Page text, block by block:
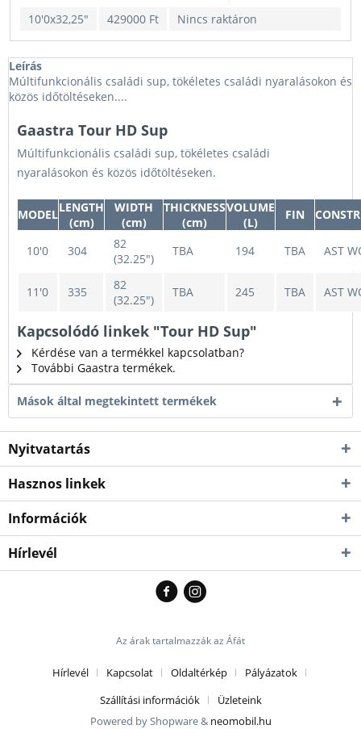
10'0x32,25"
429000 Ft Nincs raktáron
Leírás
Múltifunkcionális családi sup, tökéletes családi nyaralásokon és
közös időtöltéseken....
Gaastra Tour HD Sup
Múltifunkcionális családi sup, tökéletes családi
nyaralásokon és közös időtöltéseken.
MODELLENGTH
(cm)
WIDTH
(cm)
THICKNESS
(cm)
VOLUME
(L)
FIN
10'0 304
82
(32.25")
TBA 194 TBA AST
11'0 335
82
(32.25")
TBA 245 TBA AST
Kapcsolódó linkek "Tour HD Sup"
Kérdése van a termékkel kapcsolatban?
További Gaastra termékek.
Mások által megtekintett termékek
Nyitvatartás
Hasznos linkek
Információk
Hírlevél
Az árak tartalmazzák az Áfát
Hírlevél Kapcsolat Oldaltérkép
Pályázatok
Szállítási információk
Üzleteink
Powered by Shopware & neomobil.hu